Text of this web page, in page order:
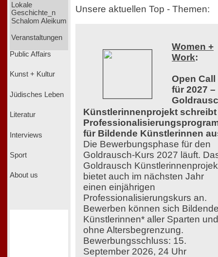
Lokale
Geschichte_n
Schalom Aleikum
Veranstaltungen
Public Affairs
Kunst + Kultur
Jüdisches Leben
Literatur
Interviews
Sport
About us
Unsere aktuellen Top - Themen:
Women +
Work:
Open Call
für 2027 –
Künstlerinnenprojekt schreibt
für Bildende Künstlerinnen
Die Bewerbungsphase für den
Goldrausch-Kurs 2027 läuft.
Goldrausch
bietet auch im nächsten Jahr
einen einjährigen
Professionalisierungskurs an.
Bewerben können sich
Künstlerinnen* aller Sparten und
ohne Altersbegrenzung.
Bewerbungsschluss: 15.
September 2026, 24 Uhr